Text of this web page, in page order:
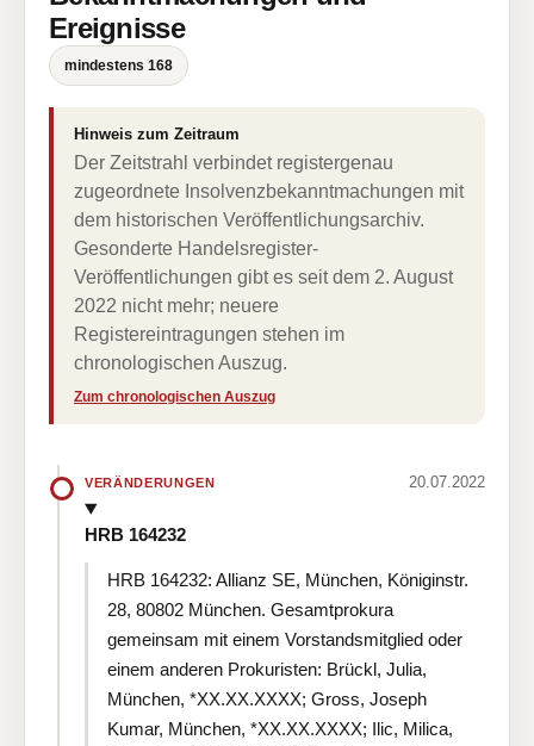
Ereignisse
mindestens 168
Hinweis zum Zeitraum
Der Zeitstrahl verbindet registergenau
zugeordnete Insolvenzbekanntmachungen mit
dem historischen Veröffentlichungsarchiv.
Gesonderte Handelsregister-
Veröffentlichungen gibt es seit dem 2. August
2022 nicht mehr; neuere
Registereintragungen stehen im
chronologischen Auszug.
Zum chronologischen Auszug
VERÄNDERUNGEN 20.07.2022
HRB 164232
HRB 164232: Allianz SE, München, Königinstr.
28, 80802 München. Gesamtprokura
gemeinsam mit einem Vorstandsmitglied oder
einem anderen Prokuristen: Brückl, Julia,
München, *XX.XX.XXXX; Gross, Joseph
Kumar, München, *XX.XX.XXXX; Ilic, Milica,